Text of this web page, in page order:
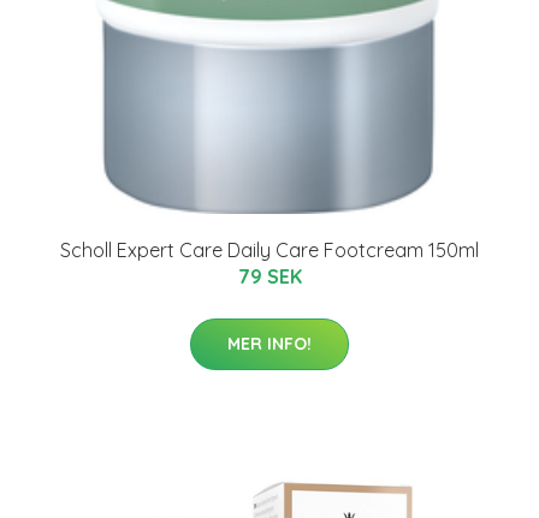
Scholl Expert Care Daily Care Footcream 150ml
79 SEK
MER INFO!